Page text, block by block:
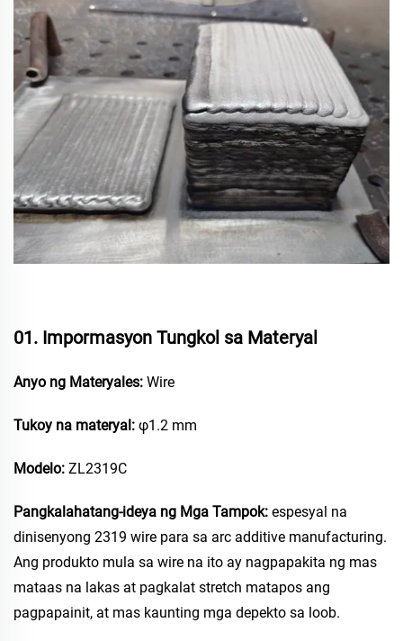
01. Impormasyon Tungkol sa Materyal
Anyo ng Materyales: Wire
Tukoy na materyal: φ1.2 mm
Modelo: ZL2319C
Pangkalahatang-ideya ng Mga Tampok: espesyal na
dinisenyong 2319 wire para sa arc additive manufacturing.
Ang produkto mula sa wire na ito ay nagpapakita ng mas
mataas na lakas at pagkalat stretch matapos ang
pagpapainit, at mas kaunting mga depekto sa loob.